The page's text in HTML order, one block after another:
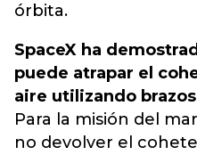
órbita.
SpaceX ha
puede atrapar el
aire utilizando
Para la misión del
no devolver el